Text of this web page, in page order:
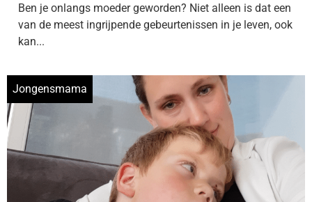
Ben je onlangs moeder geworden? Niet alleen is dat een
van de meest ingrijpende gebeurtenissen in je leven, ook
kan...
Jongensmama